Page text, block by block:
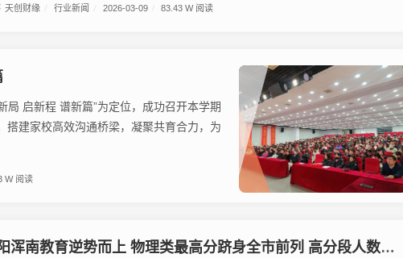
天创财缘 行业新闻 2026-03-09 83.43 W 阅读
启新程 谱新篇”为定位，成功召开本学期
搭建家校高效沟通桥梁，凝聚共育合力，为
W 阅读
浑南教育逆势而上 物理类最高分跻身全市前列 高分段人数大幅提升